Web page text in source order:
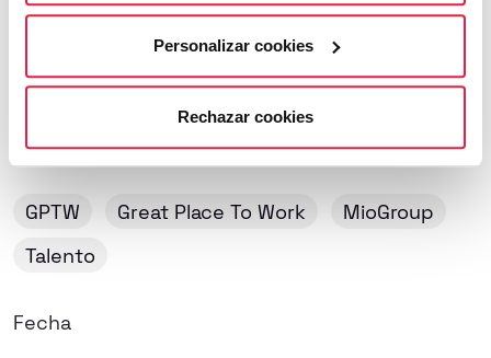
Personalizar cookies
Rechazar cookies
su labor para fomentar el crecimiento de los
empleados, su bienestar y el orgullo de
pertenencia.
Tags
GPTW Great Place To Work
MioGroup
Talento
Fecha